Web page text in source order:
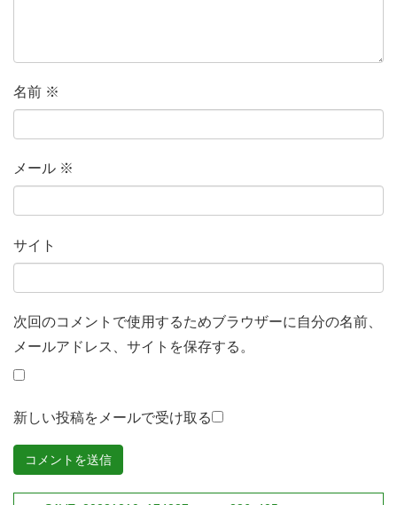
名前 ※
メール ※
サイト
次回のコメントで使用するためブラウザーに自分の名前、
メールアドレス、サイトを保存する。
新しい投稿をメールで受け取る